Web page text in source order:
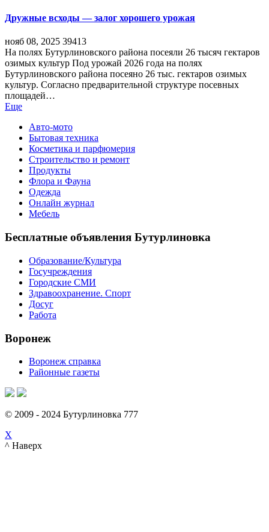
Дружные всходы — залог хорошего урожая
нояб 08, 2025 39413
На полях Бутурлиновского района посеяли 26 тысяч гектаров
озимых культур Под урожай 2026 года на полях
Бутурлиновского района посеяно 26 тыс. гектаров озимых
культур. Согласно предварительной структуре посевных
площадей…
Еще
Авто-мото
Бытовая техника
Косметика и парфюмерия
Строительство и ремонт
Продукты
Флора и Фауна
Одежда
Онлайн журнал
Мебель
Бесплатные объявления Бутурлиновка
Образование/Культура
Госучреждения
Городские СМИ
Здравоохранение. Спорт
Досуг
Работа
Воронеж
Воронеж справка
Районные газеты
© 2009 - 2024 Бутурлиновка 777
X
^ Наверх